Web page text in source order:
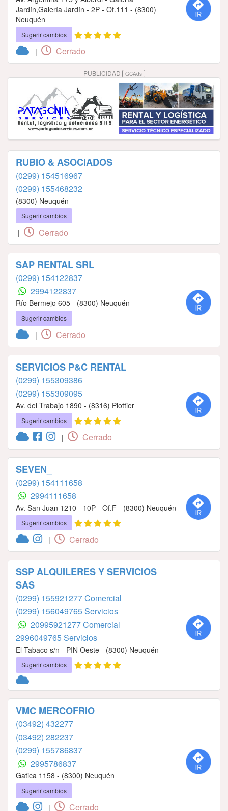
Jardín,Galería Jardín - 2P - Of.111 - (8300)
Neuquén
Sugerir cambios
| Cerrado
PUBLICIDAD GCAds
RUBIO & ASOCIADOS
(0299) 154516967
(0299) 155468232
(8300) Neuquén
Sugerir cambios
| Cerrado
SAP RENTAL SRL
(0299) 154122837
2994122837
Río Bermejo 605 - (8300) Neuquén
Sugerir cambios
| Cerrado
SERVICIOS P&C RENTAL
(0299) 155309386
(0299) 155309095
Av. del Trabajo 1890 - (8316) Plottier
Sugerir cambios
| Cerrado
SEVEN_
(0299) 154111658
2994111658
Av. San Juan 1210 - 10P - Of.F - (8300) Neuquén
Sugerir cambios
| Cerrado
SSP ALQUILERES Y SERVICIOS
SAS
(0299) 155921277 Comercial
(0299) 156049765 Servicios
20995921277 Comercial
2996049765 Servicios
El Tabaco s/n - PIN Oeste - (8300) Neuquén
Sugerir cambios
VMC MERCOFRIO
(03492) 432277
(03492) 282237
(0299) 155786837
2995786837
Gatica 1158 - (8300) Neuquén
Sugerir cambios
| Cerrado